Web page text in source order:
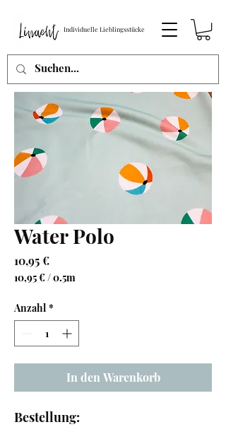
Individuelle Lieblingsstücke
Water Polo
10,95 €Preis
10,95 €/0.5m
pro
0.5
Anzahl *
In den Warenkorb
Bestellung: